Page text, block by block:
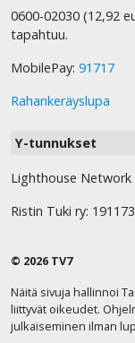
0600-02030 (12,92
tapahtuu.
MobilePay: 91717
Rahankeräyslupa
Y-tunnukset
Lighthouse Network
Ristin Tuki ry:
© 2026 TV7
Näitä sivuja hallinnoi
liittyvät oikeudet.
julkaiseminen ilman